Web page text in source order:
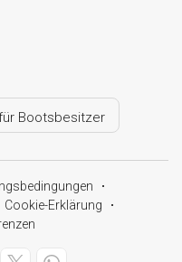
Bootsbesitzer
Cookie-Erklärung